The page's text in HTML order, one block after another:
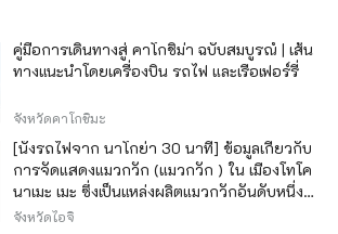
คู่มือการเดินทางสู่ คาโกชิม่า ฉบับสมบูรณ์ | เส้น
ทางแนะนำโดยเครื่องบิน รถไฟ และเรือเฟอร์รี่
จังหวัดคาโกชิมะ
[นั่งรถไฟจาก นาโกย่า 30 นาที] ข้อมูลเกี่ยวกับ
การจัดแสดงแมวกวัก (แมวกวัก ) ใน เมืองโทโค
นาเมะ เมะ ซึ่งเป็นแหล่งผลิตแมวกวักอันดับหนึ่ง
ของญี่ปุ่น
จังหวัดไอจิ